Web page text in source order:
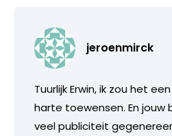
jeroenmirck
Tuurlijk Erwin, ik zou het
harte toewensen. En jouw
veel publiciteit